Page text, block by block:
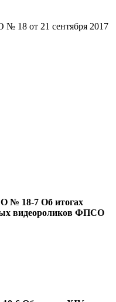
18 от 21 сентября 2017
№ 18-7 Об итогах
видеороликов ФПСО